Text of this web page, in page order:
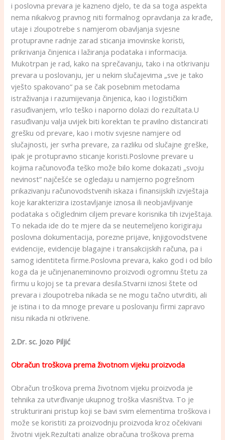
i poslovna prevara je kazneno djelo, te da sa toga aspekta
nema nikakvog pravnog niti formalnog opravdanja za krađe,
utaje i zloupotrebe s namjerom obavljanja svjesne
protupravne radnje zarad sticanja imovinske koristi,
prikrivanja činjenica i lažiranja podataka i informacija.
Mukotrpan je rad, kako na sprečavanju, tako i na otkrivanju
prevara u poslovanju, jer u nekim slučajevima „sve je tako
vješto spakovano“ pa se čak posebnim metodama
istraživanja i razumijevanja činjenica, kao i logističkim
rasuđivanjem, vrlo teško i naporno dolazi do rezultata.U
rasuđivanju valja uvijek biti korektan te pravilno distancirati
grešku od prevare, kao i motiv svjesne namjere od
slučajnosti, jer svrha prevare, za razliku od slučajne greške,
ipak je protupravno sticanje koristi.Poslovne prevare u
kojima računovođa teško može bilo kome dokazati „svoju
nevinost“ najčešće se ogledaju u namjerno pogrešnom
prikazivanju računovodstvenih iskaza i finansijskih izvještaja
koje karakterizira izostavljanje iznosa ili neobjavljivanje
podataka s očiglednim ciljem prevare korisnika tih izvještaja.
To nekada ide do te mjere da se neutemeljeno korigiraju
poslovna dokumentacija, porezne prijave, knjigovodstvene
evidencije, evidencije blagajne i transakcijskih računa, pa i
samog identiteta firme.Poslovna prevara, kako god i od bilo
koga da je učinjenaneminovno proizvodi ogromnu štetu za
firmu u kojoj se ta prevara desila.Stvarni iznosi štete od
prevara i zloupotreba nikada se ne mogu tačno utvrditi, ali
je istina i to da mnoge prevare u poslovanju firmi zapravo
nisu nikada ni otkrivene.
2.Dr. sc. Jozo Piljić
Obračun troškova prema životnom vijeku proizvoda
Obračun troškova prema životnom vijeku proizvoda je
tehnika za utvrđivanje ukupnog troška vlasništva. To je
strukturirani pristup koji se bavi svim elementima troškova i
može se koristiti za proizvodnju proizvoda kroz očekivani
životni vijek.Rezultati analize obračuna troškova prema